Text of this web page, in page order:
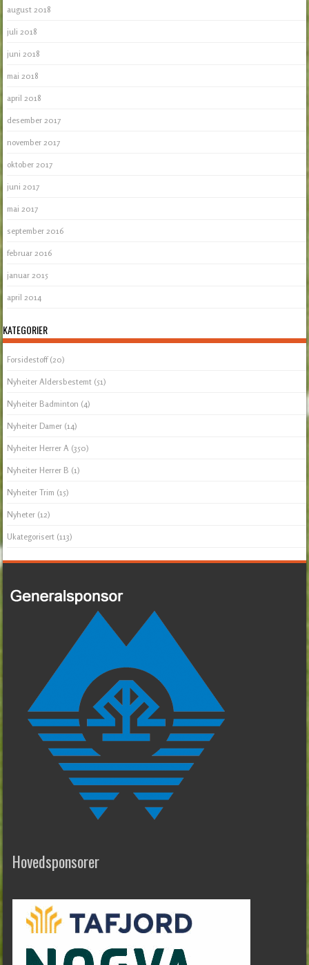
august 2018
juli 2018
juni 2018
mai 2018
april 2018
desember 2017
november 2017
oktober 2017
juni 2017
mai 2017
september 2016
februar 2016
januar 2015
april 2014
KATEGORIER
Forsidestoff(20)
Nyheiter Aldersbestemt (51)
Nyheiter Badminton (4)
Nyheiter Damer (14)
Nyheiter Herrer A (350)
Nyheiter Herrer B (1)
Nyheiter Trim (15)
Nyheter (12)
Ukategorisert (113)
Hovedsponsorer